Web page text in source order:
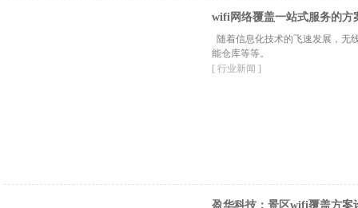
wifi网络覆盖一站式服务的方
随着信息化技术的飞速发展，无
能仓库等等。
[ 行业新闻 ]
盈华科技：景区wifi覆盖方案